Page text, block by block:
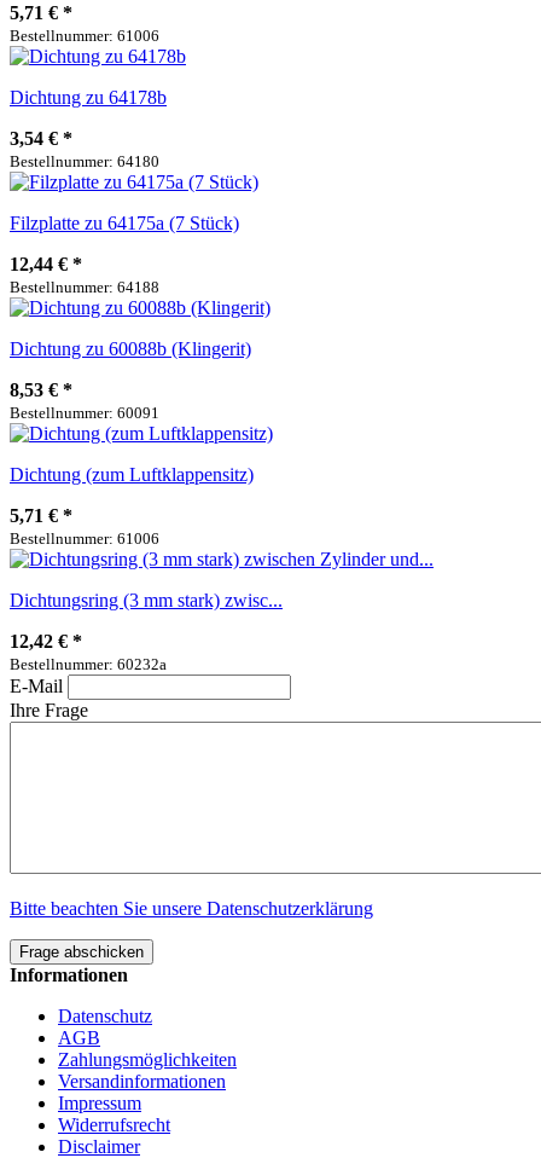
5,71 € *
Bestellnummer: 61006
Dichtung zu 64178b
3,54 € *
Bestellnummer: 64180
Filzplatte zu 64175a (7 Stück)
12,44 € *
Bestellnummer: 64188
Dichtung zu 60088b (Klingerit)
8,53 € *
Bestellnummer: 60091
Dichtung (zum Luftklappensitz)
5,71 € *
Bestellnummer: 61006
Dichtungsring (3 mm stark) zwisc...
12,42 € *
Bestellnummer: 60232a
E-Mail
Ihre Frage
Bitte beachten Sie unsere Datenschutzerklärung
Frage abschicken
Informationen
Datenschutz
AGB
Zahlungsmöglichkeiten
Versandinformationen
Impressum
Widerrufsrecht
Disclaimer